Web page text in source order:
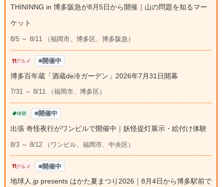
THININNG in 博多阪急が8月5日から開催｜山の問題を知るマー
ケット
8/5 ～ 8/11 （福岡市、博多区、博多阪急）
グルメ 開催中
博多百年蔵「酒蔵de冷ガーデン」2026年7月31日開幕
7/31 ～ 8/11 （福岡市、博多区）
体験 開催中
出張 奇怪夜行がワンビルで開催中｜妖怪提灯展示・絵付け体験
8/3 ～ 8/12 （ワンビル、福岡市、中央区）
グルメ 開催中
地球人.jp presents はかた夏まつり2026｜8月4日から博多駅前で